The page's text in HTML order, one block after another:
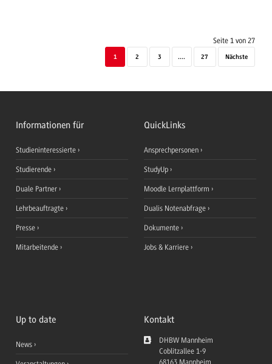
Seite 1 von 27
1 2 3 .... 27 Nächste
Informationen für
Studieninteressierte
Studierende
Duale Partner
Lehrbeauftragte
Presse
Mitarbeitende
QuickLinks
Ansprechpersonen
StudyUp
Moodle Lernplattform
Dualis Notenabfrage
Dokumente
Jobs & Karriere
Up to date
News
Kontakt
DHBW Mannheim
Coblitzallee 1-9
68163 Mannheim